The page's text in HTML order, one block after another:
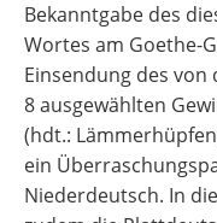
Bekanntgabe des
Wortes am Goethe-
Einsendung des
8 ausgewählten
(hdt.:
ein
Niederdeutsch. In